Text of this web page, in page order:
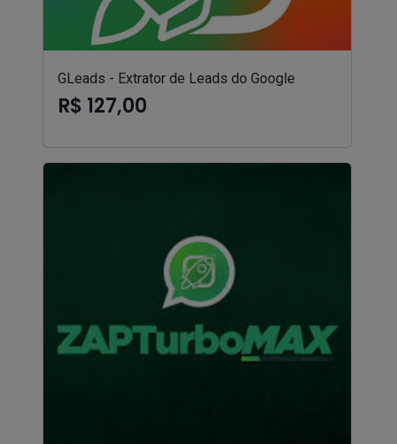
GLeads - Extrator de Leads do Google
R$ 127,00